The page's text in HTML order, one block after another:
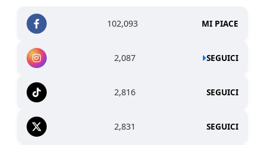
102,093 MI PIACE
2,087 SEGUICI
2,816 SEGUICI
2,831 SEGUICI